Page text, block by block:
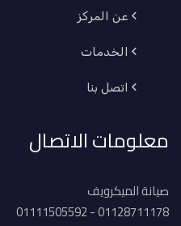
عن المركز
الخدمات
اتصل بنا
معلومات الاتصال
صيانة الميكرويف
01128711178 - 01111505592